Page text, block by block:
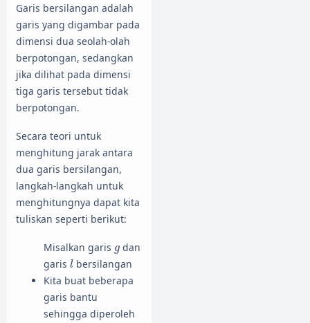
Garis bersilangan adalah
garis yang digambar pada
dimensi dua seolah-olah
berpotongan, sedangkan
jika dilihat pada dimensi
tiga garis tersebut tidak
berpotongan.
Secara teori untuk
menghitung jarak antara
dua garis bersilangan,
langkah-langkah untuk
menghitungnya dapat kita
tuliskan seperti berikut:
Misalkan garis g
g dan
garis ll bersilangan
Kita buat beberapa
garis bantu
sehingga diperoleh